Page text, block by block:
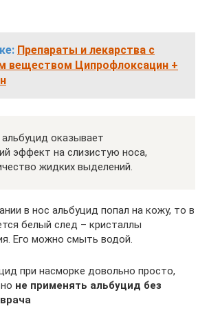
Препараты и лекарства с
веществом Ципрофлоксацин +
оказывает
эффект на слизистую носа,
жидких выделений.
в нос альбуцид попал на кожу, то в
белый след – кристаллы
Его можно смыть водой.
при насморке довольно просто,
не применять альбуцид без